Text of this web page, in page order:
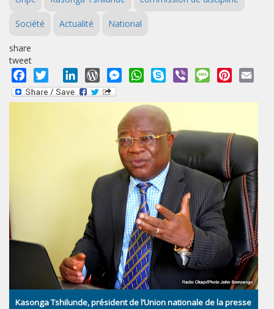
Société Actualité National
share
tweet
Facebook
Twitter LinkedInWordPressMessengerWhatsApp
Skype Viber MessagePinterest
Kasonga Tshilunde, président de l’Union nationale de la presse